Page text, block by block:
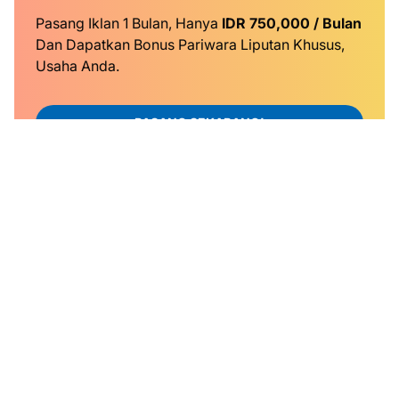
Pasang Iklan 1 Bulan, Hanya IDR 750,000 / Bulan
Dan Dapatkan Bonus Pariwara Liputan Khusus,
Usaha Anda.
PASANG SEKARANG!